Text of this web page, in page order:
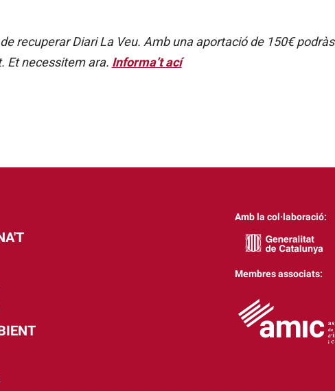
recuperar Diari La Veu. Amb una aportació de 150€ podràs
Et necessitem ara. Informa’t ací
Amb la col·laboració:
Membres associats: